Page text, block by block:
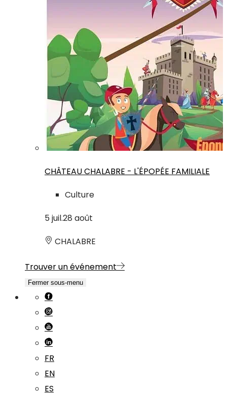
CHÂTEAU CHALABRE - L'ÉPOPÉE FAMILIALE
Culture
5 juil.28 août
CHALABRE
Trouver un événement
Fermer sous-menu
FR
EN
ES